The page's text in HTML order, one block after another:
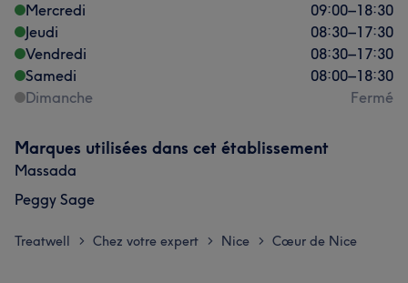
Mercredi
09:00–18:30
Jeudi
08:30–17:30
Vendredi
08:30–17:30
Samedi
08:00–18:30
Dimanche
Fermé
Marques utilisées dans cet établissement
Massada
Peggy Sage
Treatwell > Chez votre expert > Nice > Cœur de Nice